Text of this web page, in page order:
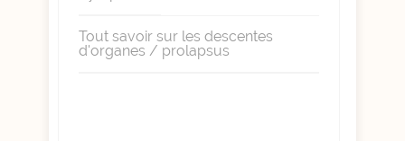
Tout savoir sur les descentes
d'organes / prolapsus